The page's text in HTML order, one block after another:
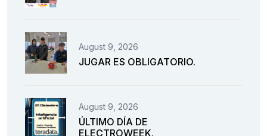
August 9, 2026
JUGAR ES OBLIGATORIO.
August 9, 2026
ÚLTIMO DÍA DE
ELECTROWEEK.